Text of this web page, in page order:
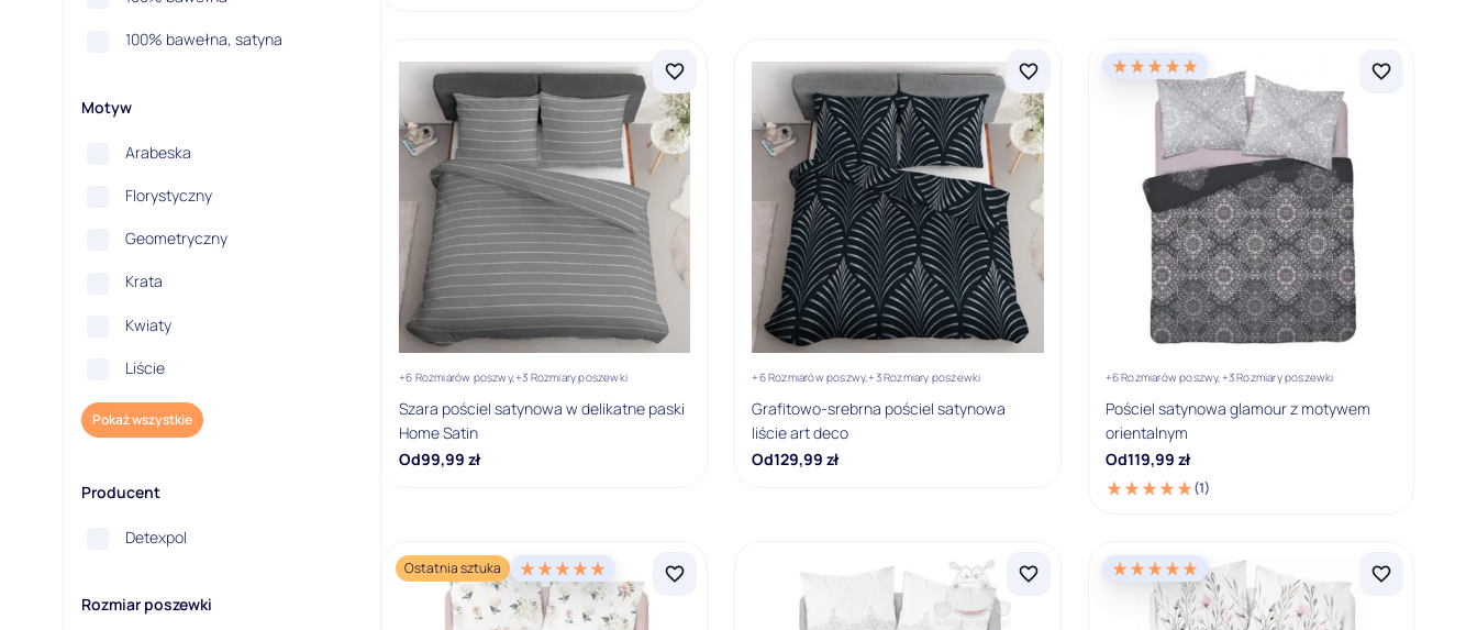
100% bawełna, satyna
Motyw
Arabeska
Florystyczny
Geometryczny
Krata
Kwiaty
Liście
Pokaż wszystkie
Producent
Detexpol
Rozmiar poszewki
+6 Rozmiarów poszwy,+3 Rozmiary poszewki
Szara pościel satynowa w delikatne paski
Home Satin
Od99,99 zł
+6 Rozmiarów poszwy,+3 Rozmiary poszewki
Grafitowo-srebrna pościel satynowa
liście art deco
Od129,99 zł
+6 Rozmiarów poszwy,+3 Rozmiary poszewki
Pościel satynowa glamour z motywem
orientalnym
Od119,99 zł
(1)
Ostatnia sztuka